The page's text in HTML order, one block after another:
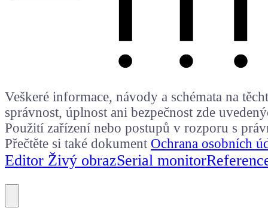
Veškeré informace, návody a schémata na
správnost, úplnost ani bezpečnost zde
Použití zařízení nebo postupů v rozporu s
Přečtěte si také dokument Ochrana osobních
Editor Živý obrazSerial monitor